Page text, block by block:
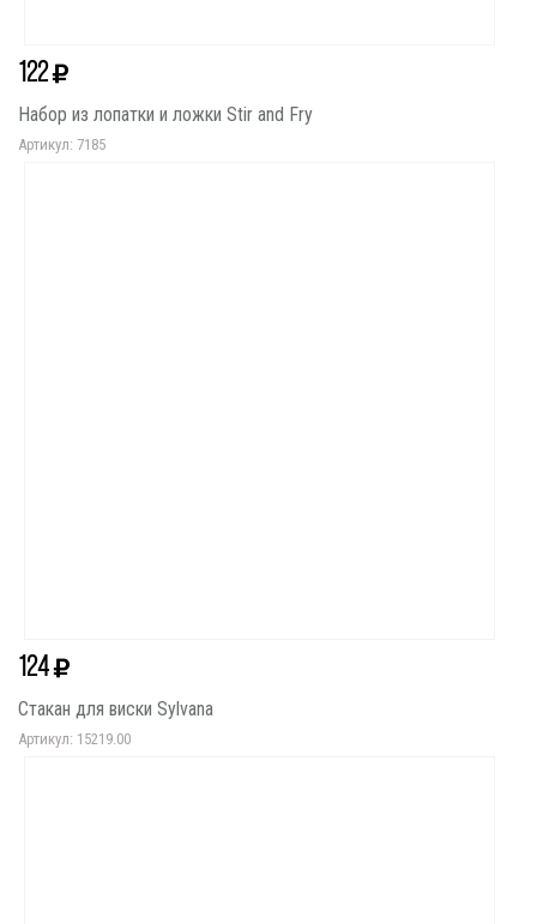
122
Набор из лопатки и ложки Stir and Fry
Артикул: 7185
124
Стакан для виски Sylvana
Артикул: 15219.00